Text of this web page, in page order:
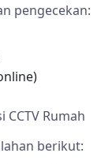
pengecekan:
Rumah
berikut: